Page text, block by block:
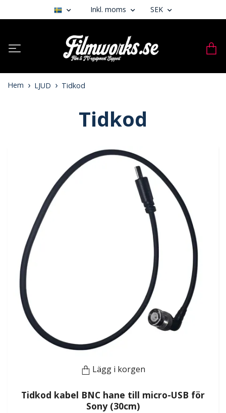
Inkl. moms SEK
Hem LJUD Tidkod
Tidkod
Lägg i korgen
Tidkod kabel BNC hane till micro-USB för
Sony (30cm)